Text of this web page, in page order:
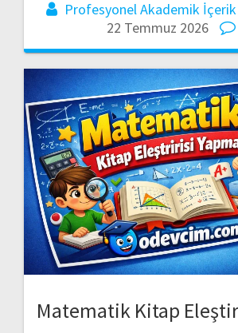
Profesyonel Akademik
22 Temmuz 2026
Matematik Kitap